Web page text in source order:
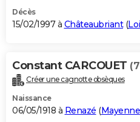
Décès
15/02/1997 à Châteaubriant(
Constant CARCOUET
Créer une cagnotte obsèques
Naissance
06/05/1918 à Renazé (Mayenne